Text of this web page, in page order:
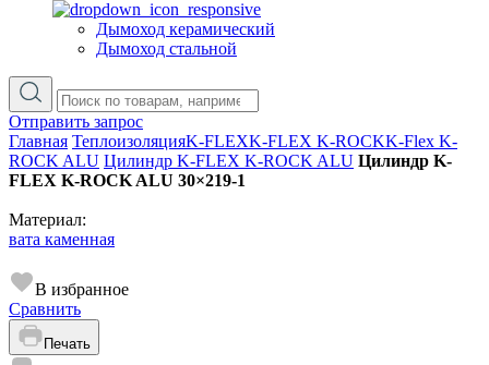
Дымоход керамический
Дымоход стальной
Отправить запрос
Главная ТеплоизоляцияK-FLEXK-FLEX K-ROCKK-Flex K-
ROCK ALU Цилиндр K-FLEX K-ROCK ALU Цилиндр K-
FLEX K-ROCK ALU 30×219-1
Материал:
вата каменная
В избранное
Сравнить
Печать